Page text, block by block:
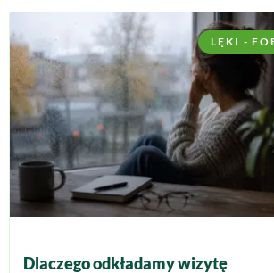
LĘKI -
Dlaczego odkładamy wizytę